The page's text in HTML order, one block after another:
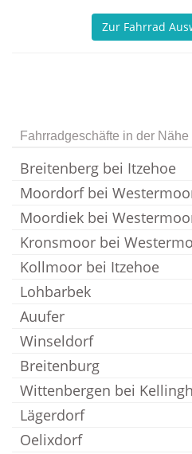
Zur Fahrrad
Fahrradgeschäfte in der Nähe
Breitenberg bei Itzehoe
Moordorf bei
Moordiek bei
Kronsmoor bei
Kollmoor bei Itzehoe
Lohbarbek
Auufer
Winseldorf
Breitenburg
Wittenbergen bei
Lägerdorf
Oelixdorf